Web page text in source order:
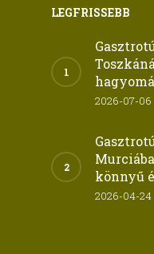
LEGFRISSEBB
2026-07-06
könnyű
2026-04-24